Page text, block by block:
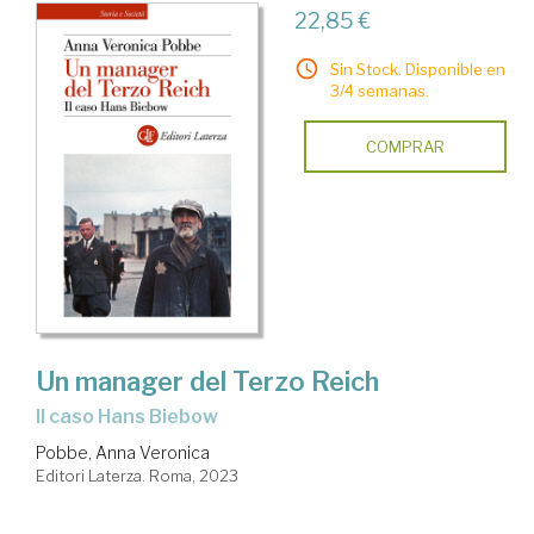
22,85 €
Sin Stock. Disponible en
3/4 semanas.
COMPRAR
Un manager del Terzo Reich
Il caso Hans Biebow
Pobbe, Anna Veronica
Editori Laterza. Roma, 2023